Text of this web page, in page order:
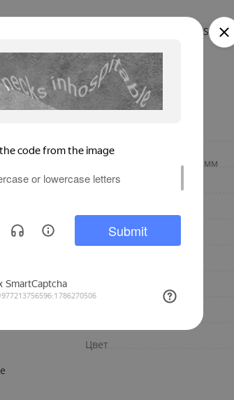
монолитные радиаторы RIFAR RIFAR
давлением
Межосевое расстояние, мм
Конструкция
Бренд
Цвет